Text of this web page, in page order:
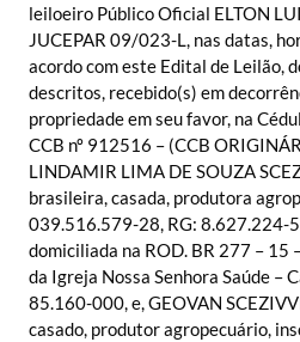
leiloeiro Público Oficial ELTON
JUCEPAR 09/023-L, nas datas,
acordo com este Edital de Leilão,
descritos, recebido(s) em
propriedade em seu favor, na
CCB nº 912516 – (CCB
LINDAMIR LIMA DE SOUZA
brasileira, casada, produtora
039.516.579-28, RG: 8.627.224-5
domiciliada na ROD. BR 277 – 15
da Igreja Nossa Senhora Saúde –
85.160-000, e, GEOVAN
casado, produtor agropecuário,